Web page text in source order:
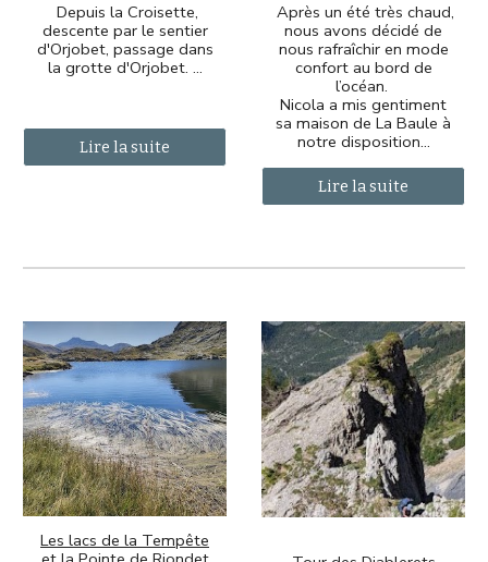
Depuis la Croisette,
descente par le sentier
d'Orjobet, passage dans
la grotte d'Orjobet. ...
Lire la suite
Après un été très chaud,
nous avons décidé de
nous rafraîchir en mode
confort au bord de
l’océan.
Nicola a mis gentiment
sa maison de La Baule à
notre disposition...
Lire la suite
Les lacs de la Tempête